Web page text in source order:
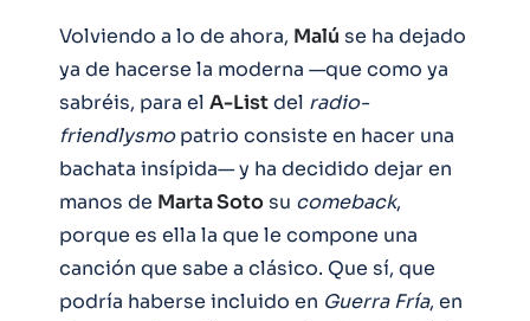
Volviendo a lo de ahora, Malú se ha dejado
ya de hacerse la moderna —que como ya
sabréis, para el A-Listdel radio-
friendlysmopatrio consiste en hacer una
bachata insípida— y ha decidido dejar en
manos de Marta Sotosu comeback,
porque es ella la que le compone una
canción que sabe a clásico. Que sí, que
podría haberse incluido en Guerra Fría, en